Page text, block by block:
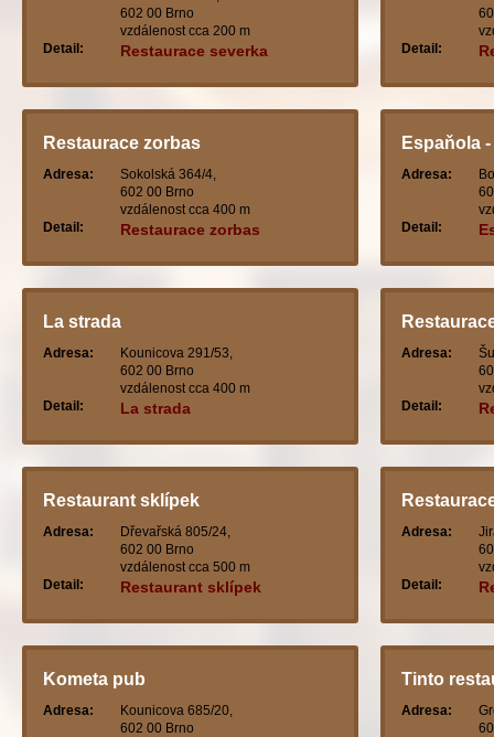
602 00 Brno
vzdálenost cca 200 m
Detail:
Restaurace severka
Detail:
Restaurace zorbas
Adresa:
Sokolská 364/4,
602 00 Brno
vzdálenost cca 400 m
Detail:
Restaurace zorbas
Espaňola
Adresa:
Detail:
La strada
Adresa:
Kounicova 291/53,
602 00 Brno
vzdálenost cca 400 m
Detail:
La strada
Adresa:
Detail:
Restaurant sklípek
Adresa:
Dřevařská 805/24,
602 00 Brno
vzdálenost cca 500 m
Detail:
Restaurant sklípek
Adresa:
Detail:
Kometa pub
Adresa:
Kounicova 685/20,
602 00 Brno
Tinto
Adresa: